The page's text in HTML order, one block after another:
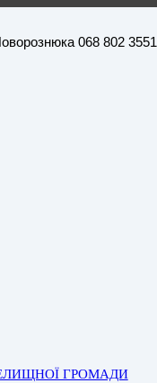
068 802 3551
ГРОМАДИ